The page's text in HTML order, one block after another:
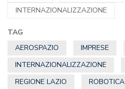
INTERNAZIONALIZZAZIONE
TAG
AEROSPAZIO
IMPRESE
INTERNAZIONALIZZAZIONE
REGIONE LAZIO
ROBOTICA